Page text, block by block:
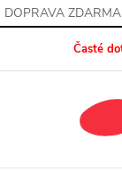
DOPRAVA
Časté